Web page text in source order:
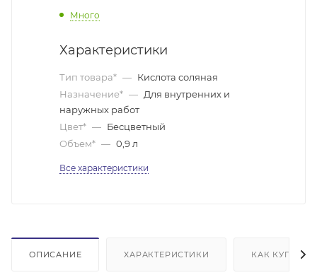
Много
Характеристики
Тип товара* — Кислота соляная
Назначение* — Для внутренних и
наружных работ
Цвет* — Бесцветный
Объем* — 0,9 л
Все характеристики
ОПИСАНИЕ ХАРАКТЕРИСТИКИ КАК КУПИТЬ